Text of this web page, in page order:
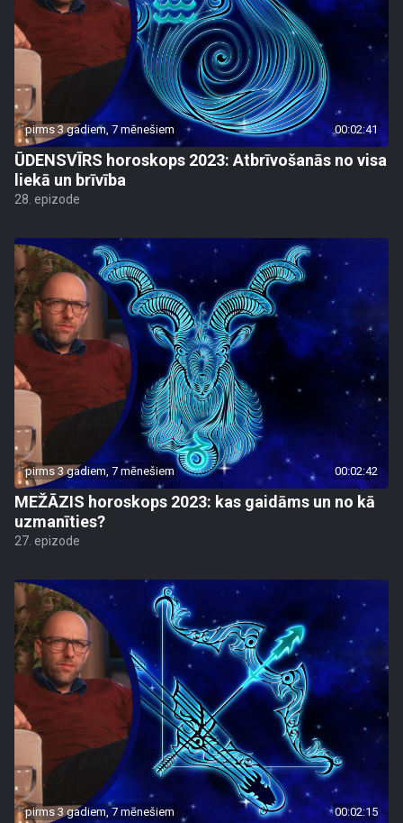
pirms 3 gadiem, 7 mēnešiem 00:02:41
ŪDENSVĪRS horoskops 2023: Atbrīvošanās no visa
liekā un brīvība
28. epizode
pirms 3 gadiem, 7 mēnešiem 00:02:42
MEŽĀZIS horoskops 2023: kas gaidāms un no kā
uzmanīties?
27. epizode
pirms 3 gadiem, 7 mēnešiem 00:02:15